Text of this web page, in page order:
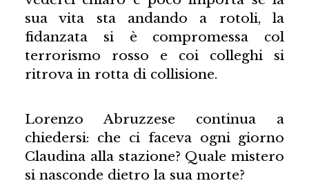
sua vita sta andando a rotoli, la
fidanzata si è compromessa col
terrorismo rosso e coi colleghi si
ritrova in rotta di collisione.
Lorenzo Abruzzese continua a
chiedersi: che ci faceva ogni giorno
Claudina alla stazione? Quale mistero
si nasconde dietro la sua morte?